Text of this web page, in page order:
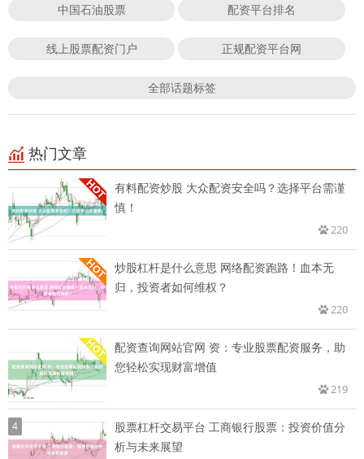
中国石油股票 配资平台排名
线上股票配资门户 正规配资平台网
全部话题标签
热门文章
有料配资炒股 大众配资安全吗？选择平台需谨
慎！
220
炒股杠杆是什么意思 网络配资跑路！血本无
归，投资者如何维权？
220
配资查询网站官网 资：专业股票配资服务，助
您轻松实现财富增值
219
4
股票杠杆交易平台 工商银行股票：投资价值分
析与未来展望